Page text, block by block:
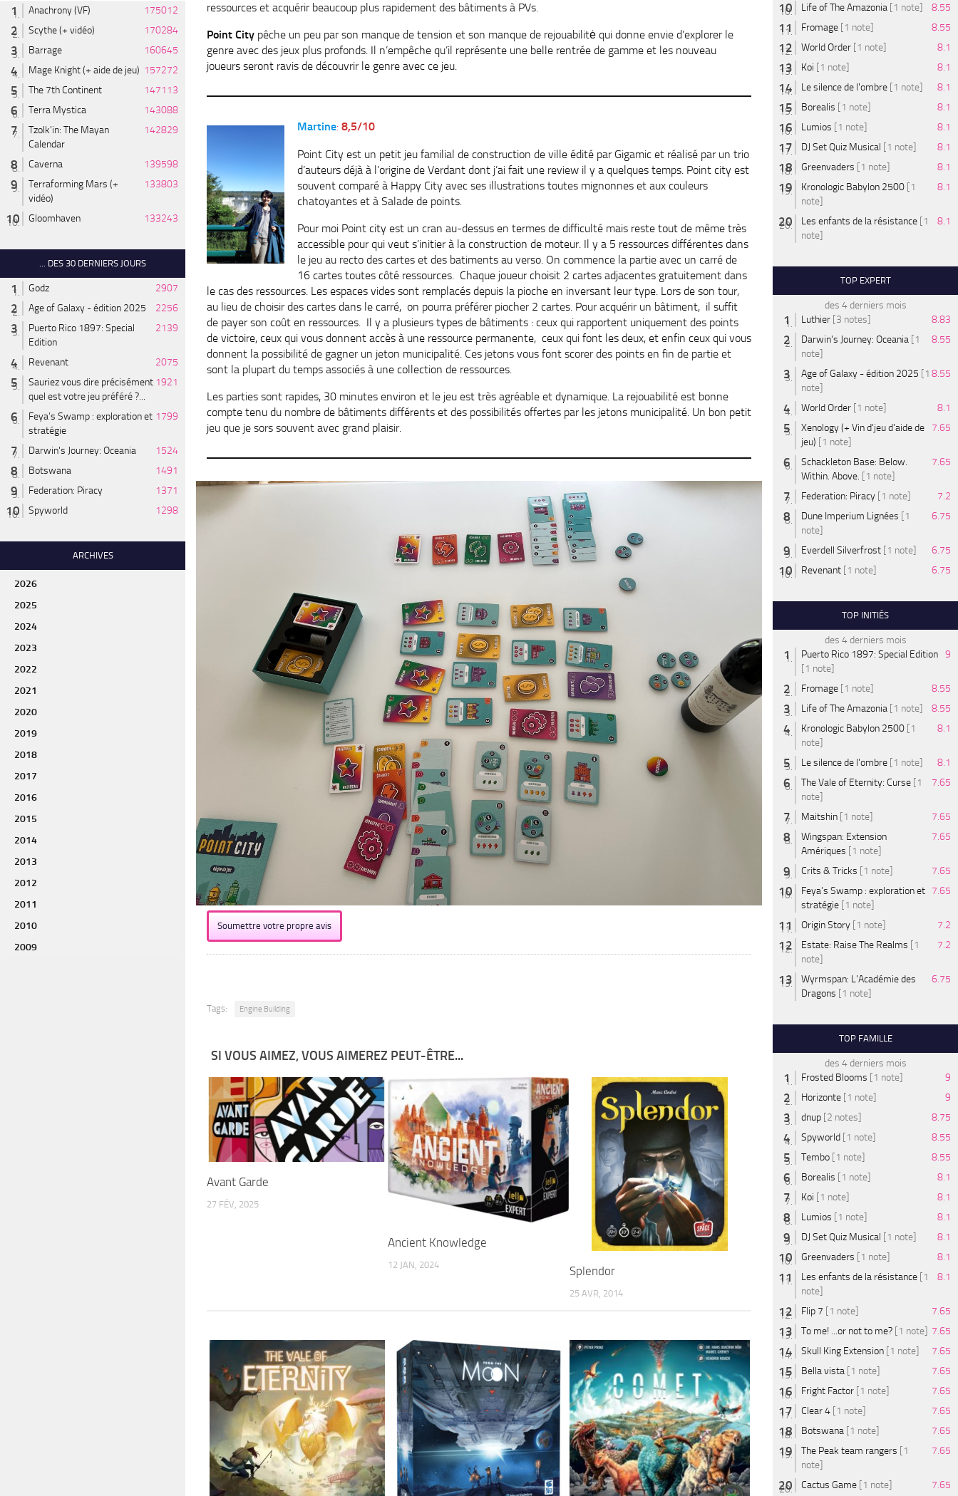
ressources et acquérir beaucoup plus rapidement des bâtiments à PVs.
Point City pêche un peu par son manque de tension et son manque de rejouabilitė qui donne envie d’explorer le
genre avec des jeux plus profonds. Il n’empêche qu’il représente une belle rentrée de gamme et les nouveau
joueurs seront ravis de découvrir le genre avec ce jeu.
Martine: 8,5/10
Point City est un petit jeu familial de construction de ville édité par Gigamic et réalisé par un trio
d’auteurs déjà à l’origine de Verdant dont j’ai fait une review il y a quelques temps. Point city est
souvent comparé à Happy City avec ses illustrations toutes mignonnes et aux couleurs
chatoyantes et à Salade de points.
Pour moi Point city est un cran au-dessus en termes de difficulté mais reste tout de même très
accessible pour qui veut s’initier à la construction de moteur. Il y a 5 ressources différentes dans
le jeu au recto des cartes et des batiments au verso. On commence la partie avec un carré de
16 cartes toutes côté ressources. Chaque joueur choisit 2 cartes adjacentes gratuitement dans
le cas des ressources. Les espaces vides sont remplacés depuis la pioche en inversant leur type. Lors de son tour,
au lieu de choisir des cartes dans le carré, on pourra préférer piocher 2 cartes. Pour acquérir un bâtiment, il suffit
de payer son coût en ressources. Il y a plusieurs types de bâtiments : ceux qui rapportent uniquement des points
de victoire, ceux qui vous donnent accès à une ressource permanente, ceux qui font les deux, et enfin ceux qui vous
donnent la possibilité de gagner un jeton municipalité. Ces jetons vous font scorer des points en fin de partie et
sont la plupart du temps associés à une collection de ressources.
Les parties sont rapides, 30 minutes environ et le jeu est très agréable et dynamique. La rejouabilité est bonne
compte tenu du nombre de bâtiments différents et des possibilités offertes par les jetons municipalité. Un bon petit
jeu que je sors souvent avec grand plaisir.
Soumettre votre propre avis
Tags: Engine Building
SI VOUS AIMEZ, VOUS AIMEREZ PEUT-ÊTRE...
Avant Garde
27 FÉV, 2025
Ancient Knowledge
12 JAN, 2024 Splendor
25 AVR, 2014
Anachrony (VF)
175012
Scythe (+ vidéo)
170284
Barrage
160645
Mage Knight (+ aide de jeu) 157272
The 7th Continent
147113
Terra Mystica
143088
Tzolk'in: The Mayan
Calendar
142829
Caverna
139598
Terraforming Mars (+
vidéo)
133803
Gloomhaven 133243
... DES 30 DERNIERS JOURS
Godz
2907
Age of Galaxy - édition 2025
2256
Puerto Rico 1897: Special
Edition
2139
Revenant
2075
Sauriez vous dire précisément
quel est votre jeu préféré ?...
1921
Feya’s Swamp : exploration et
stratégie
1799
Darwin's Journey: Oceania
1524
Botswana
1491
Federation: Piracy
1371
Spyworld
1298
ARCHIVES
2026
2025
2024
2023
2022
2021
2020
2019
2018
2017
2016
2015
2014
2013
2012
2011
2010
2009
Life of The Amazonia [1 note]
8.55
Fromage [1 note]
8.55
World Order [1 note]
8.1
Koi [1 note]
8.1
Le silence de l'ombre [1 note]
8.1
Borealis [1 note]
8.1
Lumios [1 note]
8.1
DJ Set Quiz Musical [1 note]
8.1
Greenvaders [1 note]
8.1
Kronologic Babylon 2500 [1
note]
8.1
Les enfants de la résistance [1
note]
8.1
TOP EXPERT
des 4 derniers mois
Luthier [3 notes]
8.83
Darwin's Journey: Oceania [1
note]
8.55
Age of Galaxy - édition 2025 [1
note]
8.55
World Order [1 note]
8.1
Xenology (+ Vin d'jeu d'aide de
jeu) [1 note]
7.65
Schackleton Base: Below.
Within. Above. [1 note]
7.65
Federation: Piracy [1 note]
7.2
Dune Imperium Lignées [1
note]
6.75
Everdell Silverfrost [1 note]
6.75
Revenant [1 note] 6.75
TOP INITIÉS
des 4 derniers mois
Puerto Rico 1897: Special Edition
[1 note]
9
Fromage [1 note]
8.55
Life of The Amazonia [1 note]
8.55
Kronologic Babylon 2500 [1
note]
8.1
Le silence de l'ombre [1 note]
8.1
The Vale of Eternity: Curse [1
note]
7.65
Maitshin [1 note]
7.65
Wingspan: Extension
Amériques [1 note]
7.65
Crits & Tricks [1 note]
7.65
Feya’s Swamp : exploration et
stratégie [1 note]
7.65
Origin Story [1 note]
7.2
Estate: Raise The Realms [1
note]
7.2
Wyrmspan: L'Académie des
Dragons [1 note]
6.75
TOP FAMILLE
des 4 derniers mois
Frosted Blooms [1 note]
9
Horizonte [1 note]
9
dnup [2 notes]
8.75
Spyworld [1 note]
8.55
Tembo [1 note]
8.55
Borealis [1 note]
8.1
Koi [1 note]
8.1
Lumios [1 note]
8.1
DJ Set Quiz Musical [1 note]
8.1
Greenvaders [1 note]
8.1
Les enfants de la résistance [1
note]
8.1
Flip 7 [1 note]
7.65
To me! ...or not to me? [1 note]
7.65
Skull King Extension [1 note]
7.65
Bella vista [1 note]
7.65
Fright Factor [1 note]
7.65
Clear 4 [1 note]
7.65
Botswana [1 note]
7.65
The Peak team rangers [1
note]
7.65
Cactus Game [1 note] 7.65